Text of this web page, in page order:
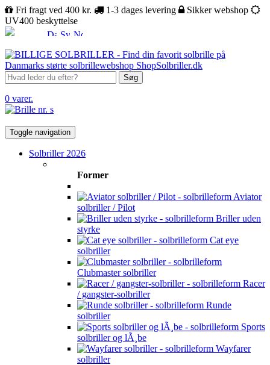
Fri fragt ved 400 kr. 1-3 dages levering
Sikker webshop
UV400 beskyttelse
Søg
0 varer.
Toggle navigation
Solbriller 2026
Former
Aviator
solbriller / Pilot
Briller uden
styrke
Cat eye
solbriller
Clubmaster solbriller
Racer
/ gangster-solbriller
Runde
solbriller
Sports
solbriller og lÃ¸be
Wayfarer
solbriller